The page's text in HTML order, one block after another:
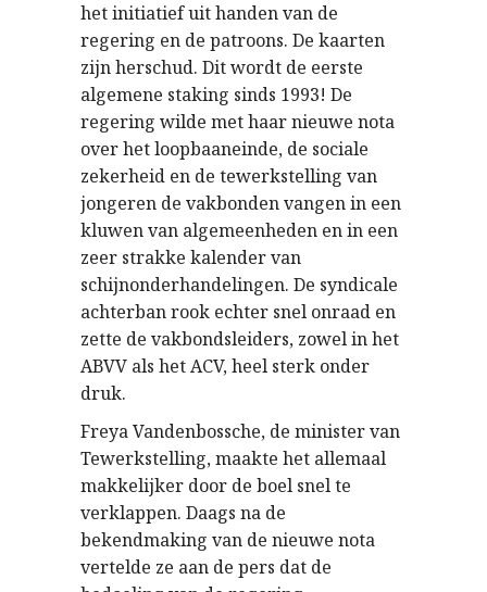
het initiatief uit handen van de
regering en de patroons. De kaarten
zijn herschud. Dit wordt de eerste
algemene staking sinds 1993! De
regering wilde met haar nieuwe nota
over het loopbaaneinde, de sociale
zekerheid en de tewerkstelling van
jongeren de vakbonden vangen in een
kluwen van algemeenheden en in een
zeer strakke kalender van
schijnonderhandelingen. De syndicale
achterban rook echter snel onraad en
zette de vakbondsleiders, zowel in het
ABVV als het ACV, heel sterk onder
druk.
Freya Vandenbossche, de minister van
Tewerkstelling, maakte het allemaal
makkelijker door de boel snel te
verklappen. Daags na de
bekendmaking van de nieuwe nota
vertelde ze aan de pers dat de